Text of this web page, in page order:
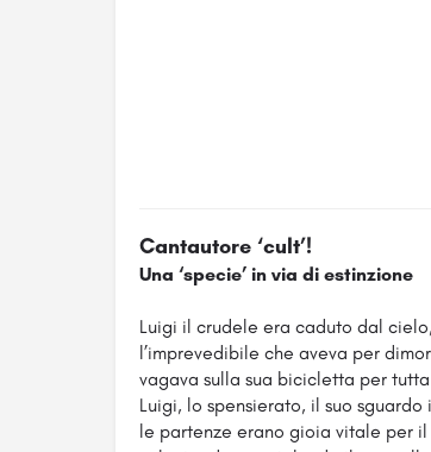
Cantautore ‘cult’!
Una ‘specie’ in via di estinzione
Luigi il crudele era caduto dal
l’imprevedibile che aveva per
vagava sulla sua bicicletta per
Luigi, lo spensierato, il suo
le partenze erano gioia vitale per